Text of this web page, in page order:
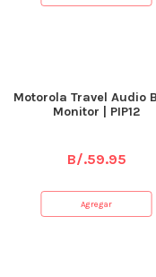
Motorola Travel Audio
Monitor | PIP12
B/.59.95
Agregar